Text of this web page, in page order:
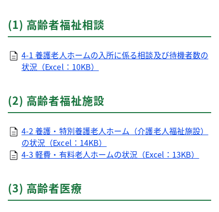
(1) 高齢者福祉相談
4-1 養護老人ホームの入所に係る相談及び待機者数の
状況（Excel：10KB）
(2) 高齢者福祉施設
4-2 養護・特別養護老人ホーム（介護老人福祉施設）
の状況（Excel：14KB）
4-3 軽費・有料老人ホームの状況（Excel：13KB）
(3) 高齢者医療